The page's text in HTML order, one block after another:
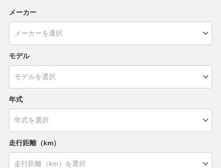
メーカー
モデル
年式
走行距離（km）